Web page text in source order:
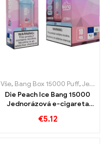
,
Vše, Bang Box 15000 Puff,Jednorázové e-cigarety Švédsko
Die Peach Ice Bang 15000
Jednorázová e-cigareta
broskve s osvěžujícím
€5.12